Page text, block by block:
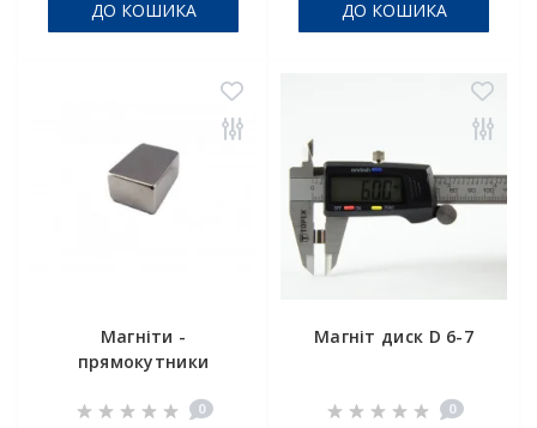
ДО КОШИКА ДО КОШИКА
Магніти -
прямокутники
0
Магніт диск D 6-7
0